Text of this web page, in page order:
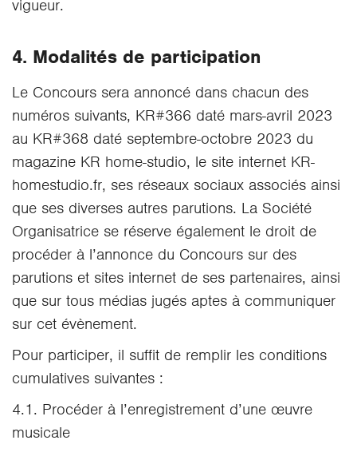
vigueur.
4. Modalités de participation
Le Concours sera annoncé dans chacun des
numéros suivants, KR#366 daté mars-avril 2023
au KR#368 daté septembre-octobre 2023 du
magazine KR home-studio, le site internet KR-
homestudio.fr, ses réseaux sociaux associés ainsi
que ses diverses autres parutions. La Société
Organisatrice se réserve également le droit de
procéder à l’annonce du Concours sur des
parutions et sites internet de ses partenaires, ainsi
que sur tous médias jugés aptes à communiquer
sur cet évènement.
Pour participer, il suffit de remplir les conditions
cumulatives suivantes :
4.1. Procéder à l’enregistrement d’une œuvre
musicale